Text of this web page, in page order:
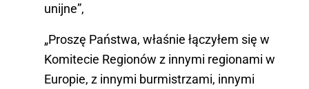
unijne”,
„Proszę Państwa, właśnie łączyłem się w
Komitecie Regionów z innymi regionami w
Europie, z innymi burmistrzami, innymi